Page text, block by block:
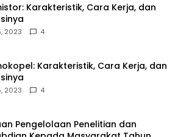
Karakteristik, Cara Kerja, dan
2023 4
Karakteristik, Cara Kerja, dan
2023 4
Pengelolaan Penelitian dan